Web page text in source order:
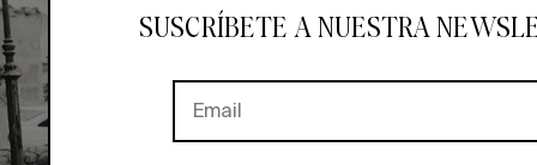
SUSCRÍBETE A NUESTRA